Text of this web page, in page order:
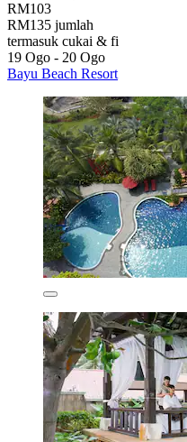
RM103
RM135 jumlah
termasuk cukai & fi
19 Ogo - 20 Ogo
Bayu Beach Resort